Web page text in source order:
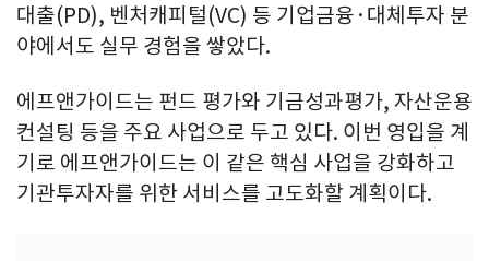
대출(PD), 벤처캐피털(VC) 등 기업금융·대체투자 분
야에서도 실무 경험을 쌓았다.
에프앤가이드는 펀드 평가와 기금성과평가, 자산운용
컨설팅 등을 주요 사업으로 두고 있다. 이번 영입을 계
기로 에프앤가이드는 이 같은 핵심 사업을 강화하고
기관투자자를 위한 서비스를 고도화할 계획이다.